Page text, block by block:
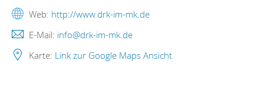
Web: http://www.drk-im-mk.de
E-Mail: info@drk-im-mk.de
Karte: Link zur Google Maps Ansicht